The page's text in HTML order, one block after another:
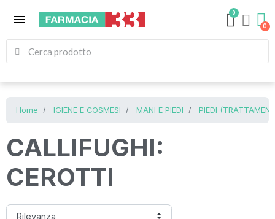
menu 0
Home IGIENE E COSMESI MANI E PIEDI PIEDI
CALLIFUGHI:
CEROTTI